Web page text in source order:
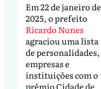
Em 22 de janeiro de
2025, o prefeito
Ricardo Nunes
agraciou uma lista
de personalidades,
empresas e
instituições com o
prêmio Cidade de